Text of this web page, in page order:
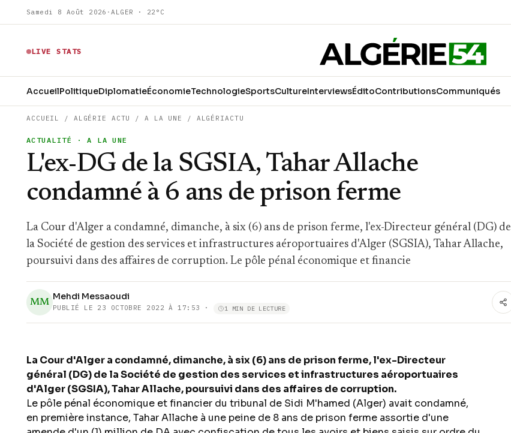
Samedi 8 Août 2026 ·ALGER · 22°C
LIVE STATS
AccueilPolitiqueDiplomatieÉconomieTechnologieSportsCultureInterviewsÉditoContributionsCommuniqués
ACCUEIL / ALGÉRIE ACTU /A LA UNE / ALGÉRIACTU
ACTUALITÉ · A LA UNE
L'ex-DG de la SGSIA, Tahar Allache
condamné à 6 ans de prison ferme
La Cour d'Alger a condamné, dimanche, à six (6) ans de prison ferme, l'ex-Directeur général (DG) de
la Société de gestion des services et infrastructures aéroportuaires d'Alger (SGSIA), Tahar Allache,
poursuivi dans des affaires de corruption. Le pôle pénal économique et financie
MM
Mehdi Messaoudi
PUBLIÉ LE 23 OCTOBRE 2022 À 17:53 · 1 MIN DE LECTURE
La Cour d'Alger a condamné, dimanche, à six (6) ans de prison ferme, l'ex-Directeur
général (DG) de la Société de gestion des services et infrastructures aéroportuaires
d'Alger (SGSIA), Tahar Allache, poursuivi dans des affaires de corruption.
Le pôle pénal économique et financier du tribunal de Sidi M'hamed (Alger) avait condamné,
en première instance, Tahar Allache à une peine de 8 ans de prison ferme assortie d'une